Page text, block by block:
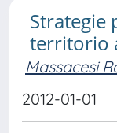
Strategie
territorio
Massacesi
2012-01-01